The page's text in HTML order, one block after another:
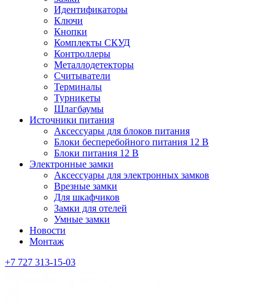
Идентификаторы
Ключи
Кнопки
Комплекты СКУД
Контроллеры
Металлодетекторы
Считыватели
Терминалы
Турникеты
Шлагбаумы
Источники питания
Аксессуары для блоков питания
Блоки бесперебойного питания 12 В
Блоки питания 12 В
Электронные замки
Аксессуары для электронных замков
Врезные замки
Для шкафчиков
Замки для отелей
Умные замки
Новости
Монтаж
+7 727 313-15-03